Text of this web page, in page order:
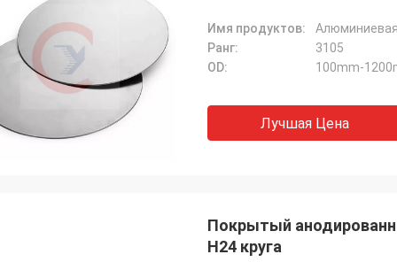
Имя продуктов:
Алюминиевая
Ранг:
3105
OD:
100mm-
Лучшая Цена
Покрытый
H24 круга